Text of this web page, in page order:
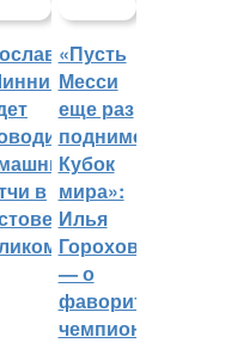
в
«Пусть
Месси
еще раз
поднимет
Кубок
мира»:
Илья
Горохов
— о
фаворитах
чемпионата